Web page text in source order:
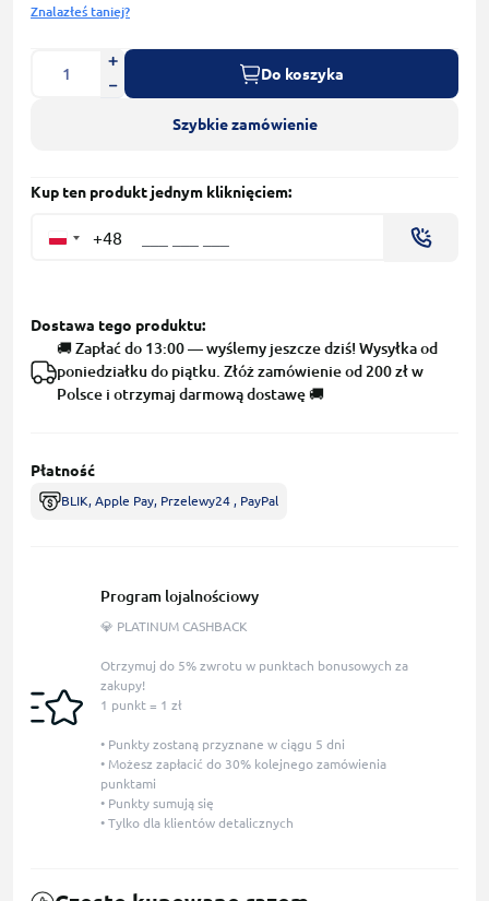
Znalazłeś taniej?
Do koszyka
Szybkie zamówienie
Kup ten produkt jednym kliknięciem:
+48
Dostawa tego produktu:
🚚 Zapłać do 13:00 — wyślemy jeszcze dziś! Wysyłka od
poniedziałku do piątku. Złóż zamówienie od 200 zł w
Polsce i otrzymaj darmową dostawę 🚚
Płatność
BLIK, Apple Pay, Przelewy24 , PayPal
Program lojalnościowy
💎 PLATINUM CASHBACK
Otrzymuj do 5% zwrotu w punktach bonusowych za
zakupy!
1 punkt = 1 zł
• Punkty zostaną przyznane w ciągu 5 dni
• Możesz zapłacić do 30% kolejnego zamówienia
punktami
• Punkty sumują się
• Tylko dla klientów detalicznych